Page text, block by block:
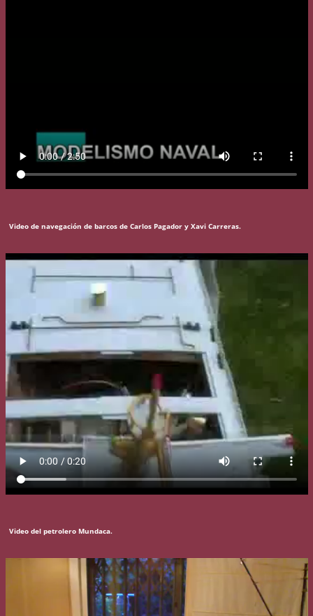
Video de navegación de barcos de Carlos Pagador y Xavi Carreras.
Video del petrolero Mundaca.